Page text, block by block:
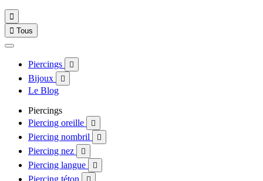

 Tous
Piercings 
Bijoux 
Le Blog
Piercings
Piercing oreille

Piercing nombril 
Piercing nez 
Piercing langue 
Piercing téton